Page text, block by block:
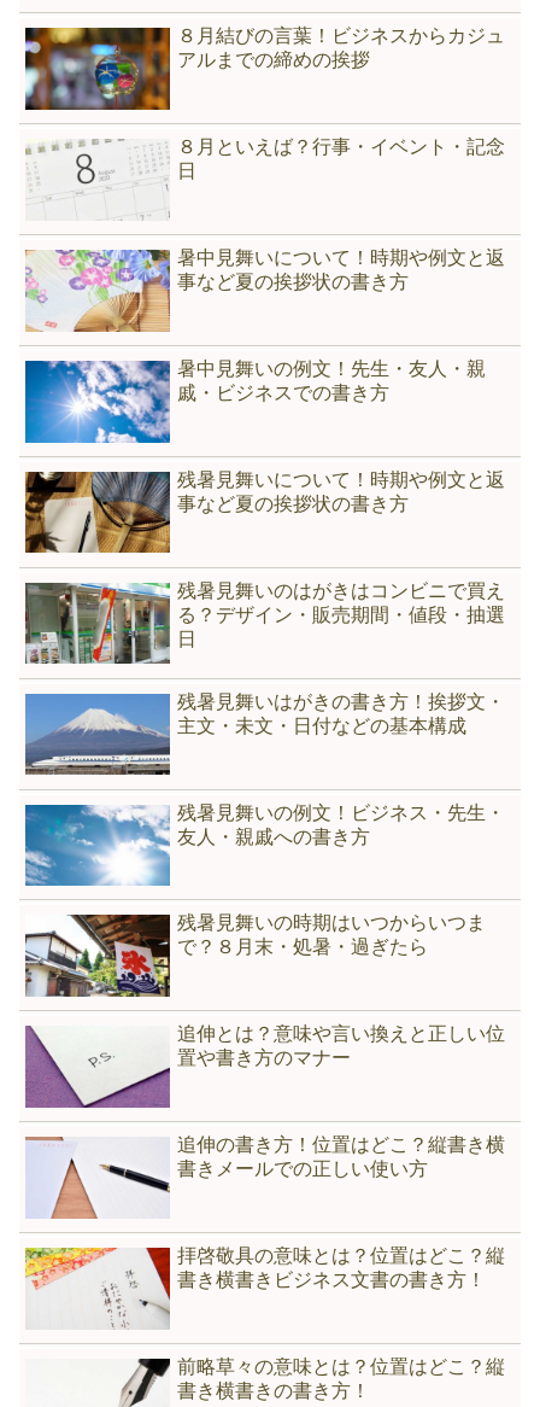
８月結びの言葉！ビジネスからカジュ
アルまでの締めの挨拶
８月といえば？行事・イベント・記念
日
暑中見舞いについて！時期や例文と返
事など夏の挨拶状の書き方
暑中見舞いの例文！先生・友人・親
戚・ビジネスでの書き方
残暑見舞いについて！時期や例文と返
事など夏の挨拶状の書き方
残暑見舞いのはがきはコンビニで買え
る？デザイン・販売期間・値段・抽選
日
残暑見舞いはがきの書き方！挨拶文・
主文・未文・日付などの基本構成
残暑見舞いの例文！ビジネス・先生・
友人・親戚への書き方
残暑見舞いの時期はいつからいつま
で？８月末・処暑・過ぎたら
追伸とは？意味や言い換えと正しい位
置や書き方のマナー
追伸の書き方！位置はどこ？縦書き横
書きメールでの正しい使い方
拝啓敬具の意味とは？位置はどこ？縦
書き横書きビジネス文書の書き方！
前略草々の意味とは？位置はどこ？縦
書き横書きの書き方！